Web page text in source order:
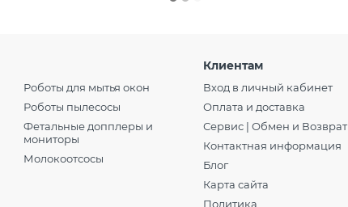
Роботы для мытья окон
Роботы пылесосы
Фетальные допплеры и
мониторы
Молокоотсосы
Клиентам
Вход в личный кабинет
Оплата и доставка
Сервис | Обмен и Возврат
Контактная информация
Блог
Карта сайта
Политика